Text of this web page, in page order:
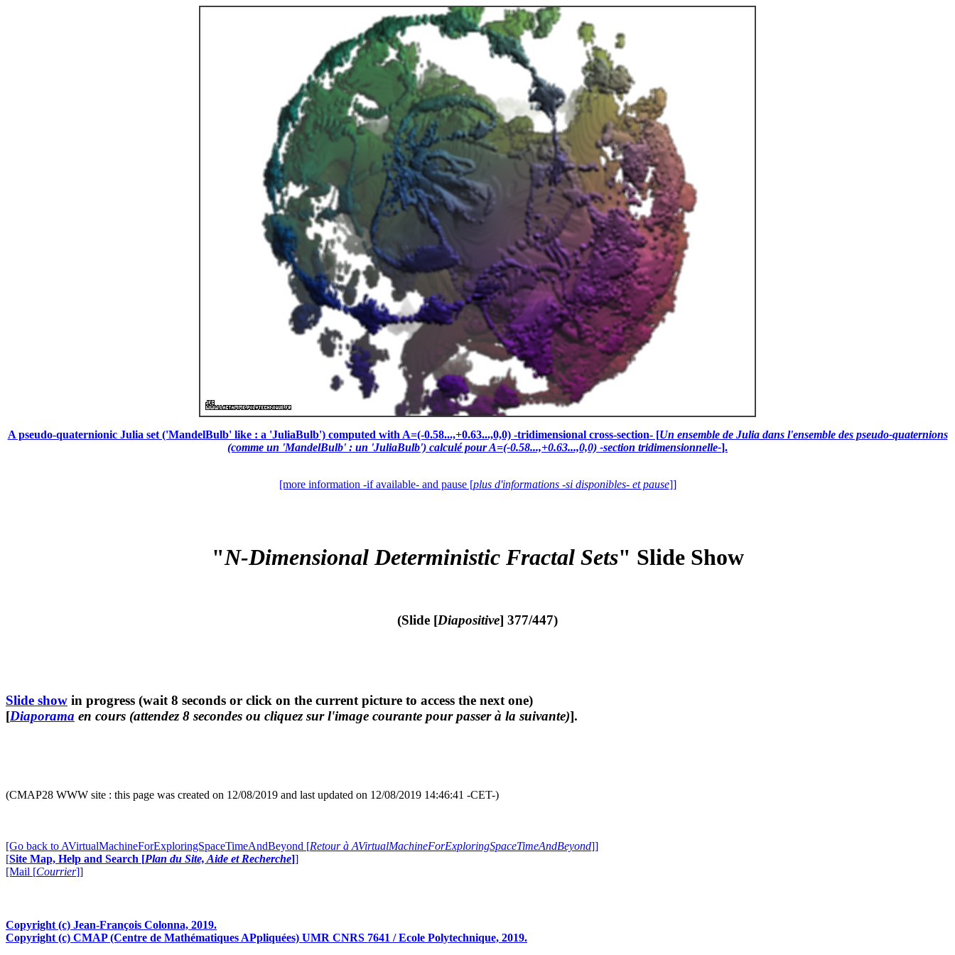
A pseudo-quaternionic Julia set ('MandelBulb' like : a 'JuliaBulb') computed with A=(-0.58...,+0.63...,0,0) -tridimensional cross-section- [Un ensemble de Julia dans l'ensemble des pseudo-quaternions
(comme un 'MandelBulb' : un 'JuliaBulb') calculé pour A=(-0.58...,+0.63...,0,0) -section tridimensionnelle-].
[more information -if available- and pause [plus d'informations -si disponibles- et pause]]
"N-Dimensional Deterministic Fractal Sets" Slide Show
(Slide [Diapositive] 377/447)
Slide show in progress (wait 8 seconds or click on the current picture to access the next one)
[Diaporama en cours (attendez 8 secondes ou cliquez sur l'image courante pour passer à la suivante)].
(CMAP28 WWW site : this page was created on 12/08/2019 and last updated on 12/08/2019 14:46:41 -CET-)
[Go back to AVirtualMachineForExploringSpaceTimeAndBeyond [Retour à AVirtualMachineForExploringSpaceTimeAndBeyond]]
[Site Map, Help and Search [Plan du Site, Aide et Recherche]]
[Mail [Courrier]]
Copyright (c) Jean-François Colonna, 2019.
Copyright (c) CMAP (Centre de Mathématiques APpliquées) UMR CNRS 7641 / Ecole Polytechnique, 2019.